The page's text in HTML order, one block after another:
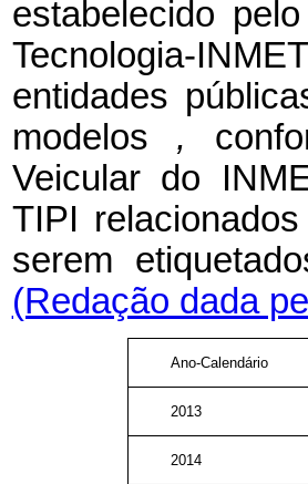
estabelecido
Tecnologia-
entidades
modelos ,
Veicular do
TIPI
serem
(Redação dada
Ano-Calendário
2013
2014